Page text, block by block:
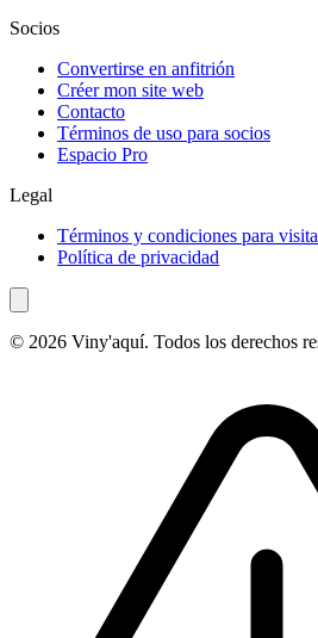
Socios
Convertirse en anfitrión
Créer mon site web
Contacto
Términos de uso para socios
Espacio Pro
Legal
Términos y condiciones para
Política de privacidad
© 2026 Viny'aquí. Todos los derechos